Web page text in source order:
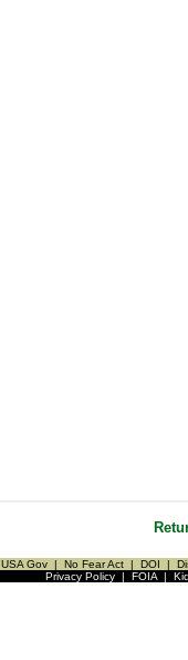
USA Gov | No Fear Act | DOI |
Privacy Policy| FOIA|